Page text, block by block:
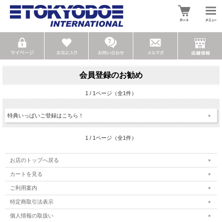
会員登録のお勧め
1 / 1ページ（全1件）
特典いっぱいご登録はこちら！
1 / 1ページ（全1件）
お店のトップへ戻る
カートを見る
ご利用案内
特定商取引法表示
個人情報の取扱い